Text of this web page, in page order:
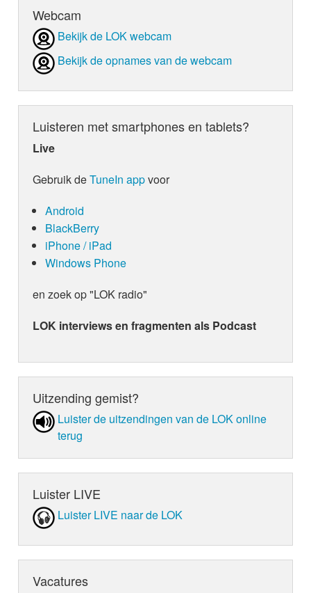
Webcam
Bekijk de LOK webcam
Bekijk de opnames van de webcam
Luisteren met smartphones en tablets?
Live
Gebruik deTuneIn appvoor
Android
BlackBerry
iPhone / iPad
Windows Phone
en zoek op "LOK radio"
LOK interviews en fragmenten als Podcast
Uitzending gemist?
Luister de uit­zen­din­gen van de LOK online
terug
Luister LIVE
Luister LIVE naar de LOK
Vacatures